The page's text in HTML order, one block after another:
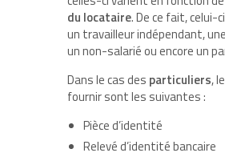
du locataire. De ce fait, celui-
un travailleur indépendant,
un non-salarié ou encore un
Dans le cas des particuliers,
fournir sont les suivantes :
Pièce d’identité
Relevé d’identité bancaire